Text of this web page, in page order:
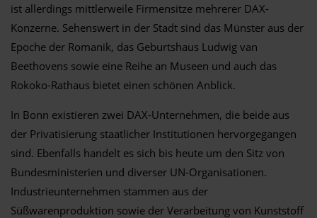
ist allerdings mittlerweile Firmensitze mehrerer DAX-
Konzerne. Sehenswert in der Stadt sind das Münster aus der
Epoche der Romanik, das Geburtshaus Ludwig van
Beethovens sowie eine Reihe an Museen und auch das
Rokoko-Rathaus bietet einen schönen Anblick.
In Bonn existieren zwei DAX-Unternehmen, die beide aus
der Privatisierung staatlicher Institutionen hervorgegangen
sind. Ebenfalls handelt es sich bis heute um den Sitz von
Bundesministerien und diverser UN-Organisationen.
Industrieunternehmen stammen aus der
Süßwarenproduktion sowie der Verarbeitung von Kunststoff